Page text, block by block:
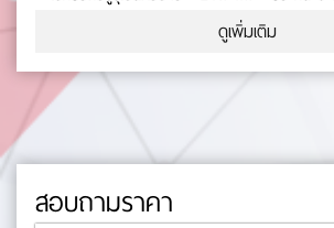
No.0-23-51
ดูเพิ่มเติม
สอบถามราคา